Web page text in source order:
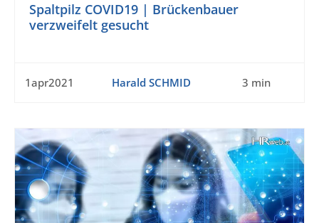
Spaltpilz COVID19 | Brückenbauer
verzweifelt gesucht
1apr2021 Harald SCHMID 3 min